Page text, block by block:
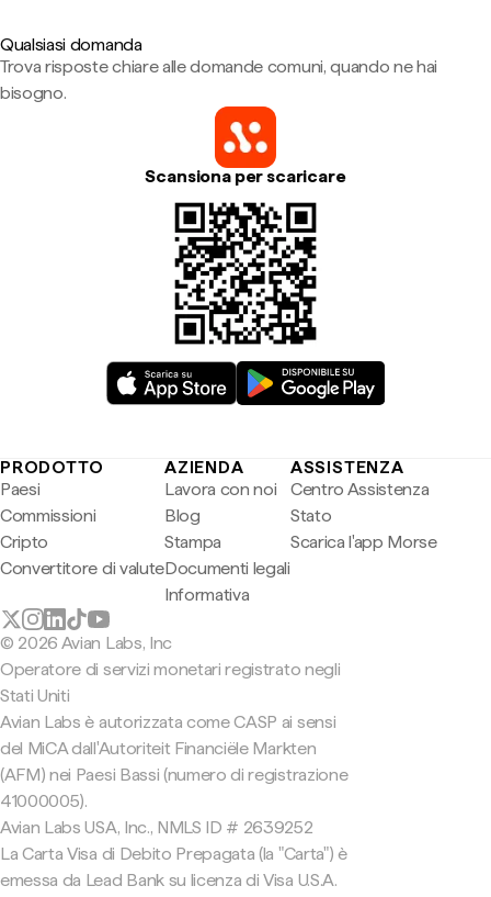
Qualsiasi domanda
Trova risposte chiare alle domande comuni, quando ne hai
bisogno.
Scansiona per scaricare
PRODOTTO
Paesi
Commissioni
Cripto
Convertitore di valute
AZIENDA
Lavora con noi
Blog
Stampa
Documenti legali
Informativa
ASSISTENZA
Centro Assistenza
Stato
Scarica l'app Morse
© 2026 Avian Labs, Inc
Operatore di servizi monetari registrato negli
Stati Uniti
Avian Labs è autorizzata come CASP ai sensi
del MiCA dall'Autoriteit Financiële Markten
(AFM) nei Paesi Bassi (numero di registrazione
41000005).
Avian Labs USA, Inc., NMLS ID # 2639252
La Carta Visa di Debito Prepagata (la "Carta") è
emessa da Lead Bank su licenza di Visa U.S.A.